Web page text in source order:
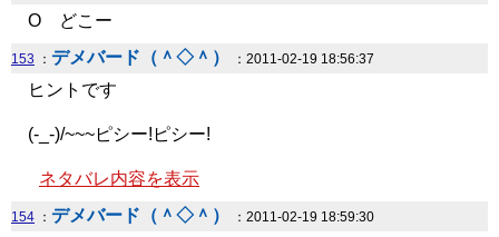
O どこー
153 ： デメバード（＾◇＾） ：2011-02-19 18:56:37
ヒントです
(-_-)/~~~ピシー!ピシー!
ネタバレ内容を表示
154 ： デメバード（＾◇＾） ：2011-02-19 18:59:30